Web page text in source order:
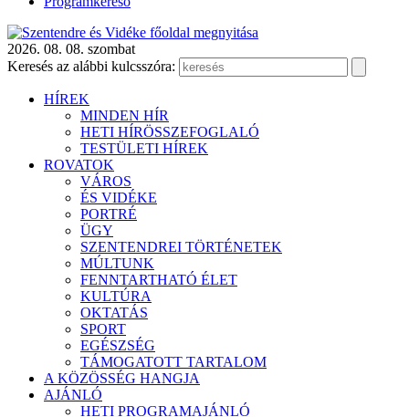
2026. 08. 08. szombat
Keresés az alábbi kulcsszóra:
HÍREK
MINDEN HÍR
HETI HÍRÖSSZEFOGLALÓ
TESTÜLETI HÍREK
ROVATOK
VÁROS
ÉS VIDÉKE
PORTRÉ
ÜGY
SZENTENDREI TÖRTÉNETEK
MÚLTUNK
FENNTARTHATÓ ÉLET
KULTÚRA
OKTATÁS
SPORT
EGÉSZSÉG
TÁMOGATOTT TARTALOM
A KÖZÖSSÉG HANGJA
AJÁNLÓ
HETI PROGRAMAJÁNLÓ